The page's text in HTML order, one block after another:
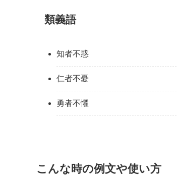
類義語
知者不惑
仁者不憂
勇者不懼
こんな時の例文や使い方